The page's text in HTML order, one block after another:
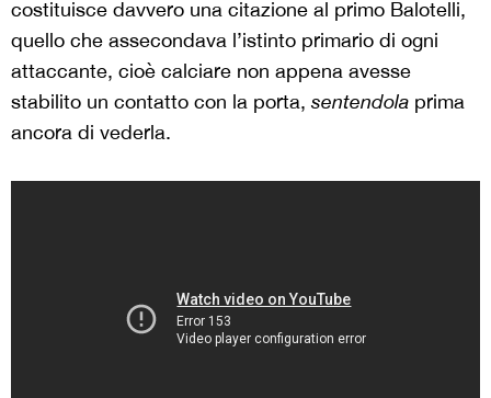
costituisce davvero una citazione al primo Balotelli,
quello che assecondava l’istinto primario di ogni
attaccante, cioè calciare non appena avesse
stabilito un contatto con la porta, sentendola prima
ancora di vederla.